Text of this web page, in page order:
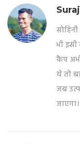
भी इसी
कैप
ये तो
जब